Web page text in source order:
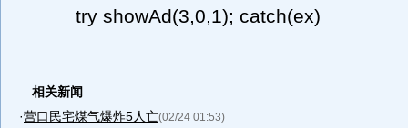
try showAd(3,0,1); catch(ex)
相关新闻
·营口民宅煤气爆炸5人亡(02/24 01:53)